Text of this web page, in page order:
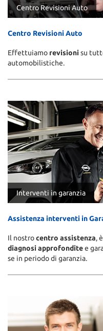
Centro Revisioni Auto
Centro Revisioni Auto
Effettuiamo revisionisu
automobilistiche.
Interventi in garanzia
Assistenza interventi in
Il nostrocentro assistenza,
diagnosi approfonditee
se in periodo di garanzia.